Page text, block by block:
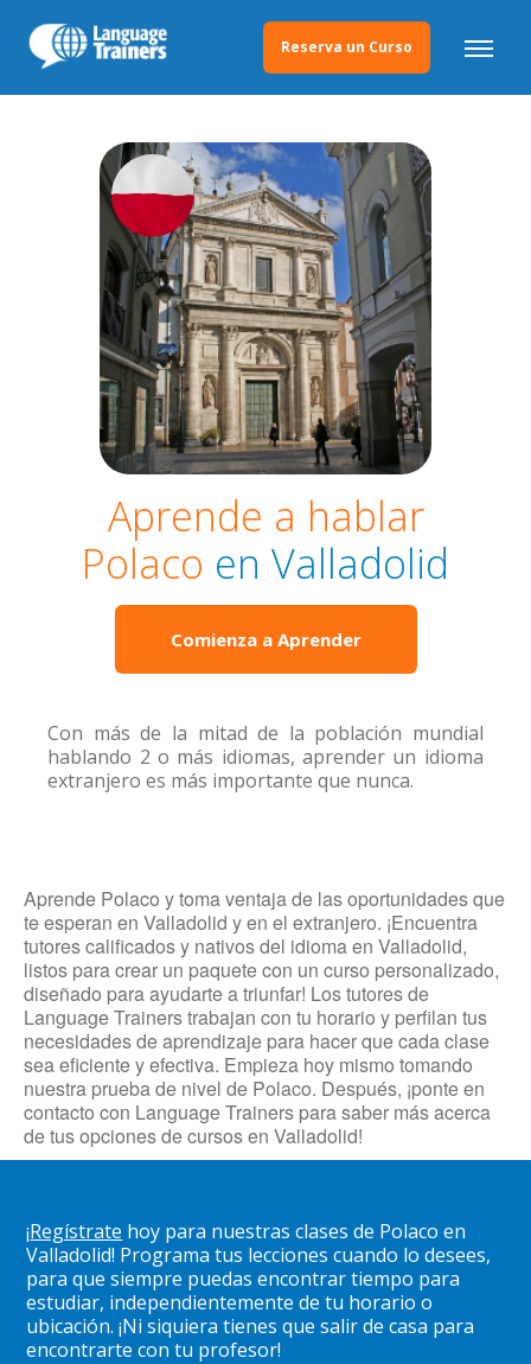
Reserva un Curso
Aprende a hablar
Polaco en Valladolid
Comienza a Aprender
Con más de la mitad de la población mundial
hablando 2 o más idiomas, aprender un idioma
extranjero es más importante que nunca.
Aprende Polaco y toma ventaja de las oportunidades que
te esperan en Valladolid y en el extranjero. ¡Encuentra
tutores calificados y nativos del idioma en Valladolid,
listos para crear un paquete con un curso personalizado,
diseñado para ayudarte a triunfar! Los tutores de
Language Trainers trabajan con tu horario y perfilan tus
necesidades de aprendizaje para hacer que cada clase
sea eficiente y efectiva. Empieza hoy mismo tomando
nuestra prueba de nivel de Polaco. Después, ¡ponte en
contacto con Language Trainers para saber más acerca
de tus opciones de cursos en Valladolid!
¡Regístrate hoy para nuestras clases de Polaco en
Valladolid! Programa tus lecciones cuando lo desees,
para que siempre puedas encontrar tiempo para
estudiar, independientemente de tu horario o
ubicación. ¡Ni siquiera tienes que salir de casa para
encontrarte con tu profesor!